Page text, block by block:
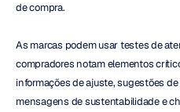
de compra.
As marcas podem usar testes de
compradores notam elementos
informações de ajuste, sugestões
mensagens de sustentabilidade e